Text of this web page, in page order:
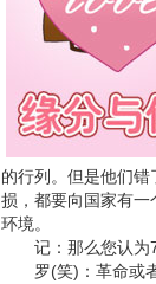
的行列。但是他们
损，都要向国家有
环境。
记：那么您认为7
罗(笑)：革命或者